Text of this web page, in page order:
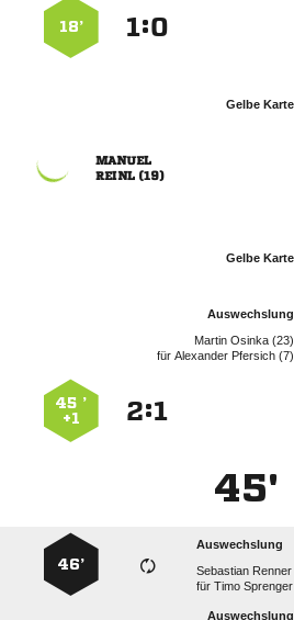
:
18’
Gelbe Karte

 
Gelbe Karte
Auswechslung
  
für  
:
45 ’
+1
45'
Auswechslung
 
für 
46’
Auswechslung